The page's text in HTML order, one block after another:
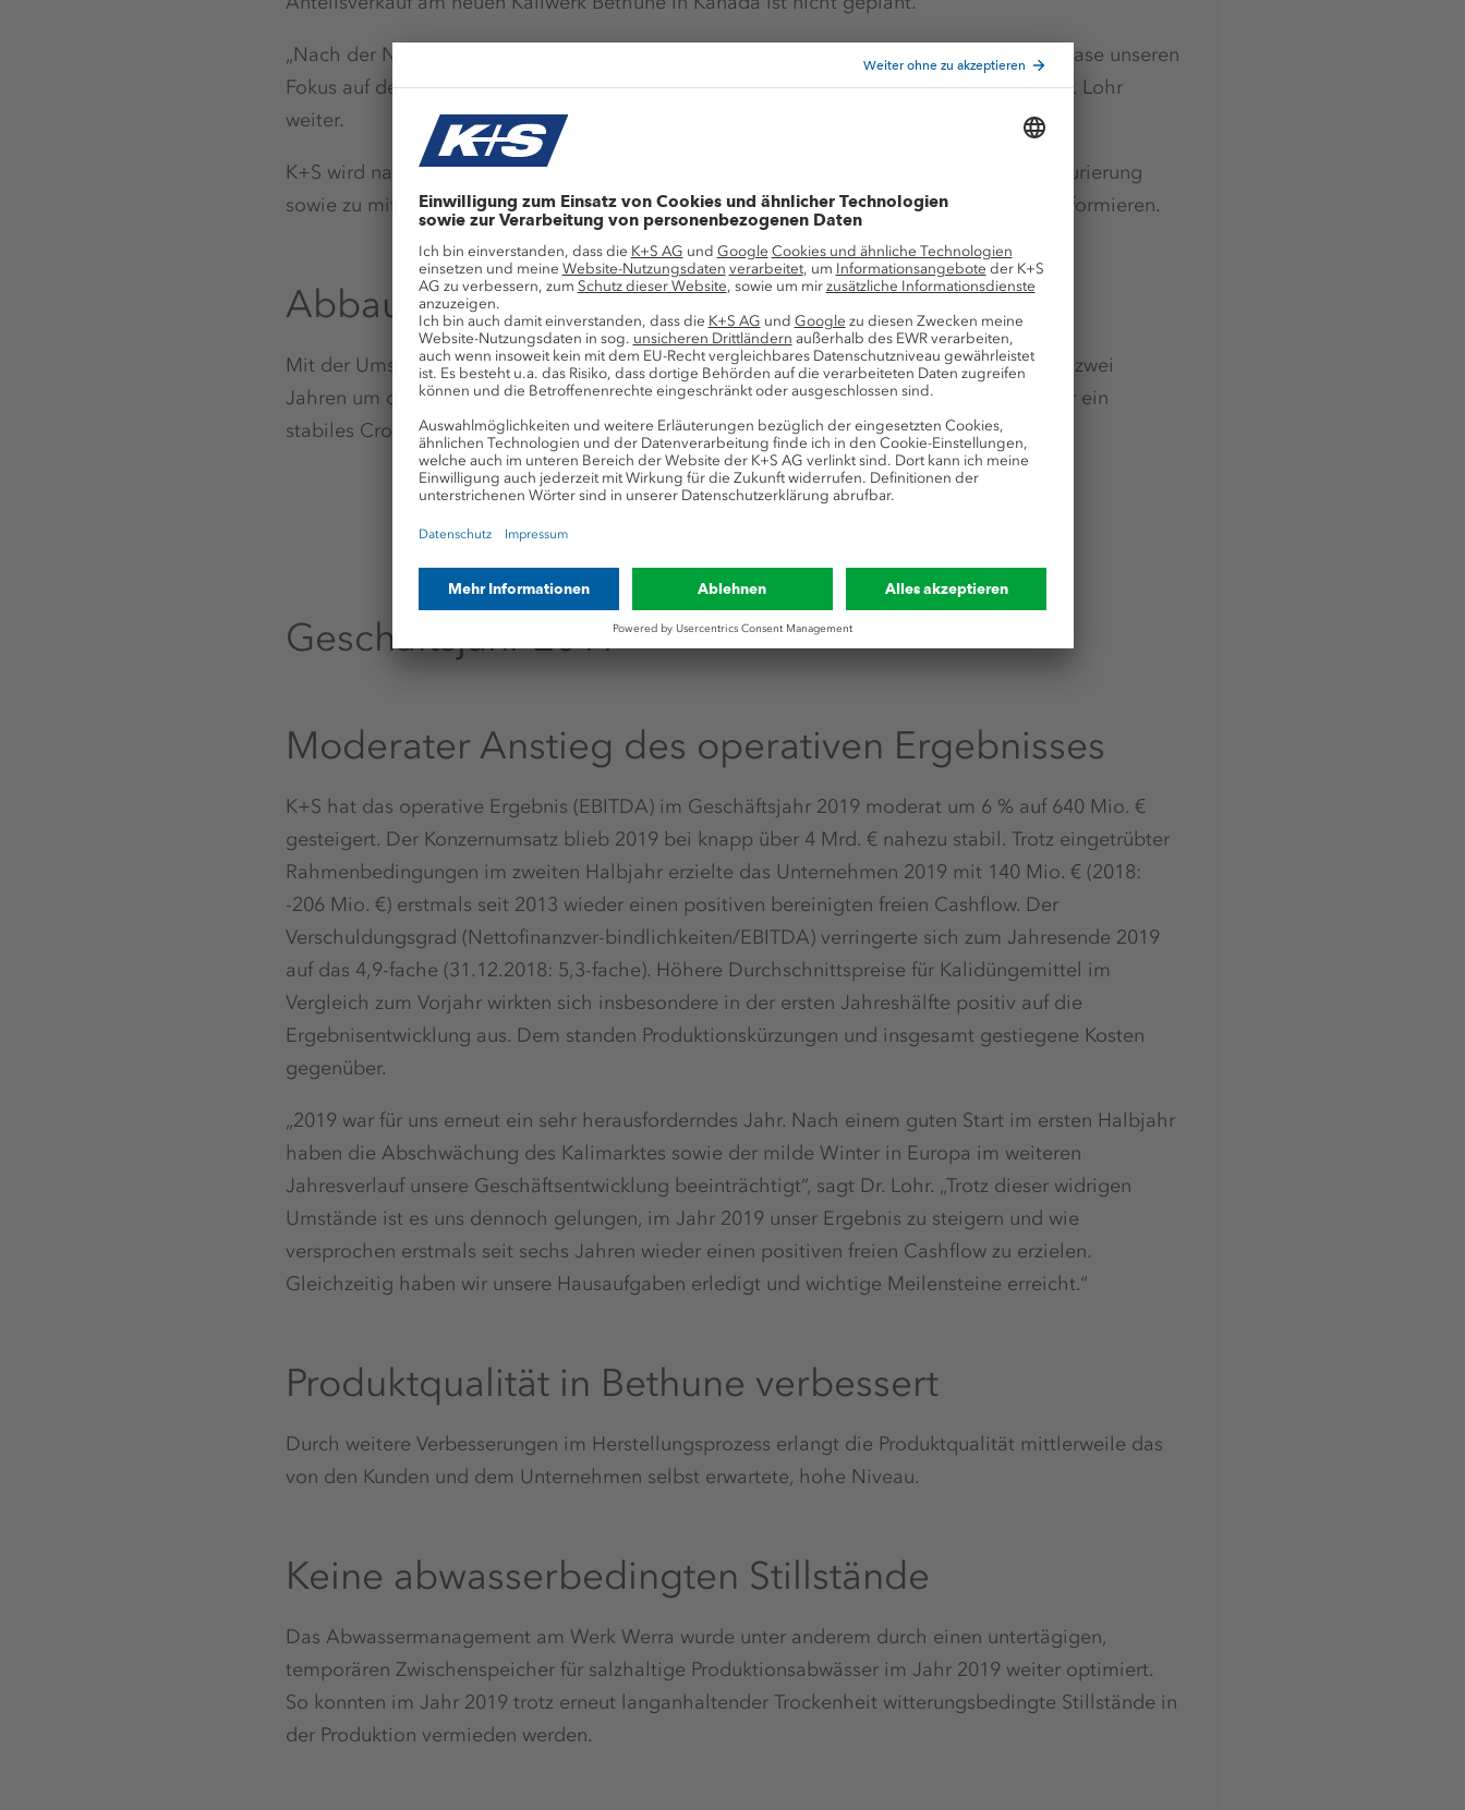
„Nach der Neuaufstellung von K+S richten wir in der sich anschließenden Wachstumsphase unseren
Fokus auf den Ausbau des ertragsstarken Geschäfts mit Düngemittelspezialitäten“, so Dr. Lohr
weiter.
K+S wird nach dem Signing über Einzelheiten zur Transaktion, zur notwendigen Restrukturierung
sowie zu mittelfristigen Optionen für die Entwicklung des neu aufgestellten Geschäfts informieren.
Abbau der Verschuldung
Mit der Umsetzung aller Maßnahmen wird ein Abbau der Verschuldung in den nächsten zwei
Jahren um deutlich mehr als 2 Mrd. € möglich. Zugleich werden die Voraussetzungen für ein
stabiles Cross Over Rating geschaffen.
Geschäftsjahr 2019
Moderater Anstieg des operativen Ergebnisses
K+S hat das operative Ergebnis (EBITDA) im Geschäftsjahr 2019 moderat um 6 % auf 640 Mio. €
gesteigert. Der Konzernumsatz blieb 2019 bei knapp über 4 Mrd. € nahezu stabil. Trotz eingetrübter
Rahmenbedingungen im zweiten Halbjahr erzielte das Unternehmen 2019 mit 140 Mio. € (2018:
-206 Mio. €) erstmals seit 2013 wieder einen positiven bereinigten freien Cashflow. Der
Verschuldungsgrad (Nettofinanzver-bindlichkeiten/EBITDA) verringerte sich zum Jahresende 2019
auf das 4,9-fache (31.12.2018: 5,3-fache). Höhere Durchschnittspreise für Kalidüngemittel im
Vergleich zum Vorjahr wirkten sich insbesondere in der ersten Jahreshälfte positiv auf die
Ergebnisentwicklung aus. Dem standen Produktionskürzungen und insgesamt gestiegene Kosten
gegenüber.
„2019 war für uns erneut ein sehr herausforderndes Jahr. Nach einem guten Start im ersten Halbjahr
haben die Abschwächung des Kalimarktes sowie der milde Winter in Europa im weiteren
Jahresverlauf unsere Geschäftsentwicklung beeinträchtigt“, sagt Dr. Lohr. „Trotz dieser widrigen
Umstände ist es uns dennoch gelungen, im Jahr 2019 unser Ergebnis zu steigern und wie
versprochen erstmals seit sechs Jahren wieder einen positiven freien Cashflow zu erzielen.
Gleichzeitig haben wir unsere Hausaufgaben erledigt und wichtige Meilensteine erreicht.“
Produktqualität in Bethune verbessert
Durch weitere Verbesserungen im Herstellungsprozess erlangt die Produktqualität mittlerweile das
von den Kunden und dem Unternehmen selbst erwartete, hohe Niveau.
Keine abwasserbedingten Stillstände
Das Abwassermanagement am Werk Werra wurde unter anderem durch einen untertägigen,
temporären Zwischenspeicher für salzhaltige Produktionsabwässer im Jahr 2019 weiter optimiert.
So konnten im Jahr 2019 trotz erneut langanhaltender Trockenheit witterungsbedingte Stillstände in
der Produktion vermieden werden.